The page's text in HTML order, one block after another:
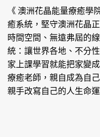
《 澳洲花晶能量療癒學
癒系統，堅守澳洲花晶
時間空間、無遠弗屆的
統：讓世界各地、不分
家上課學習就能把家變
療癒老師，親自成為自
親手改寫自己的人生命